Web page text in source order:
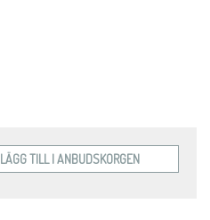
LÄGG TILL I ANBUDSKORGEN